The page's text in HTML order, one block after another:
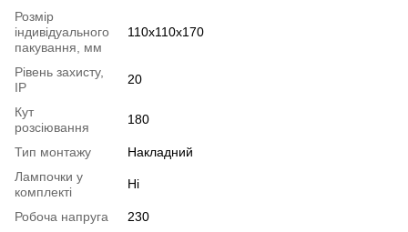
Розмір
індивідуального
пакування, мм
110x110x170
Рівень захисту,
IP
20
Кут
розсіювання
180
Тип монтажу
Накладний
Лампочки у
комплекті
Ні
Робоча напруга 230